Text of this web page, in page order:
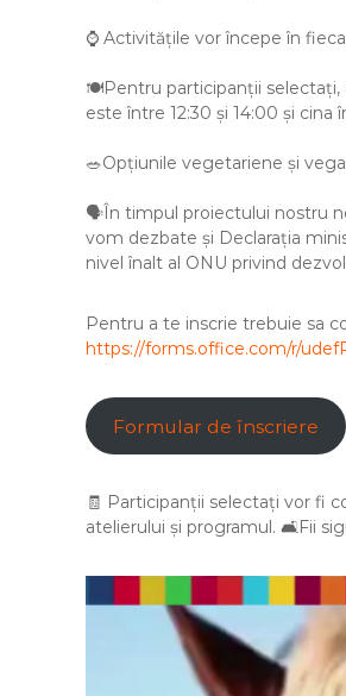
⌚ Activitățile vor începe în
🍽️Pentru participanții selectați,
este între 12:30 și 14:00 și cina
🥗Opțiunile vegetariene și
🗣️În timpul proiectului nostru
vom dezbate și Declarația
nivel înalt al ONU privind
Pentru a te inscrie trebuie sa
https://forms.office.com/r/
Formular de înscriere
🧾 Participanții selectați vor fi
atelierului și programul. 🛋️Fii